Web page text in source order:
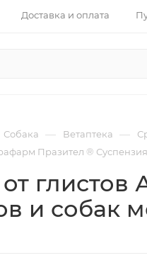
Доставка и оплата
Собака — Ветаптека —
Празител ®
и собак